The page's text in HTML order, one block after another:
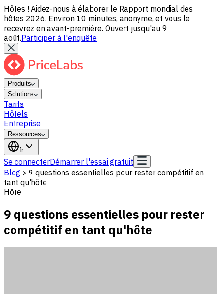
Hôtes ! Aidez-nous à élaborer le Rapport mondial des
hôtes 2026. Environ 10 minutes, anonyme, et vous le
recevrez en avant-première. Ouvert jusqu'au 9
août.Participer à l'enquête
Produits
Solutions
Tarifs
Hôtels
Entreprise
Ressources
fr
Se connecterDémarrer l'essai gratuit
Blog > 9 questions essentielles pour rester compétitif en
tant qu'hôte
Hôte
9 questions essentielles pour rester
compétitif en tant qu'hôte